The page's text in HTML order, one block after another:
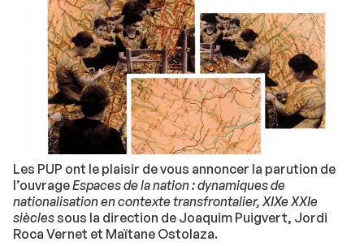
Les PUP ont le plaisir de vous annoncer la parution de
l’ouvrageEspaces de la nation : dynamiques de
nationalisation en contexte transfrontalier, XIXe XXIe
sièclessous la direction de Joaquim Puigvert, Jordi
Roca Vernet et Maïtane Ostolaza.